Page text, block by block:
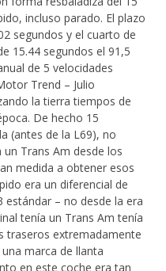
incluso parado. El plazo
segundos y el cuarto de
15.44 segundos el 91,5
de 5 velocidades
Trend – Julio
la tierra tiempos de
De hecho 15
(antes de la L69), no
Trans Am desde los
medida a obtener esos
era un diferencial de
estándar – no desde la era
tenía un Trans Am tenía
traseros extremadamente
marca de llanta
en este coche era tan